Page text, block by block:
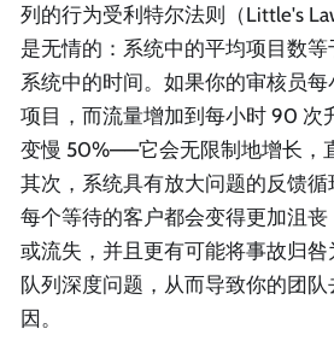
列的行为受利特尔法则（Little's
是无情的：系统中的平均项目数
系统中的时间。如果你的审核员
项目，而流量增加到每小时 90 次
变慢 50%——它会无限制地增长，
其次，系统具有放大问题的反馈循
每个等待的客户都会变得更加沮
或流失，并且更有可能将事故归
队列深度问题，从而导致你的团
因。